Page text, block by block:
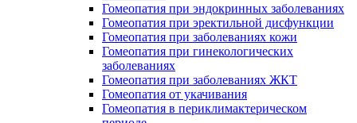
Гомеопатия при эндокринных заболеваниях
Гомеопатия при эректильной дисфункции
Гомеопатия при заболеваниях кожи
Гомеопатия при гинекологических
заболеваниях
Гомеопатия при заболеваниях ЖКТ
Гомеопатия от укачивания
Гомеопатия в периклимактерическом